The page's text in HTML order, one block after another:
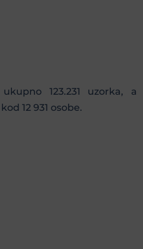
123.231 uzorka, a
12 931 osobe.